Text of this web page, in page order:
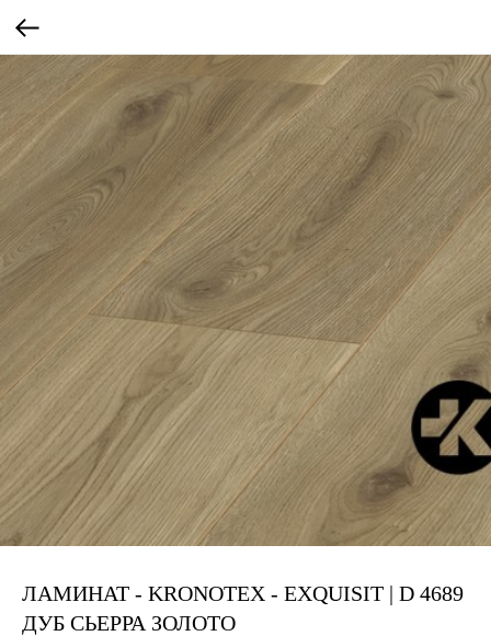
ЛАМИНАТ - KRONOTEX - EXQUISIT | D 4689
ДУБ СЬЕРРА ЗОЛОТО